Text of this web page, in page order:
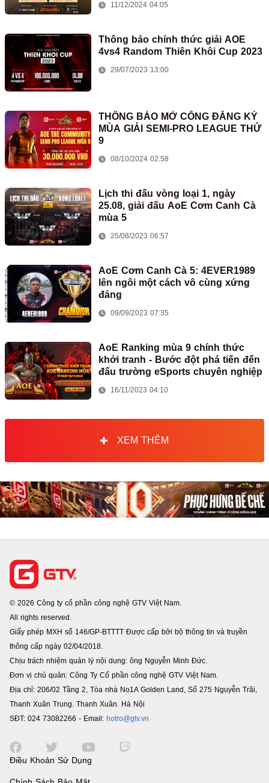
11/12/2024 04:05
Thông báo chính thức giải AOE
4vs4 Random Thiên Khôi Cup 2023
29/07/2023 13:00
THÔNG BÁO MỞ CỔNG ĐĂNG KÝ
MÙA GIẢI SEMI-PRO LEAGUE THỨ
9
08/10/2024 02:58
Lịch thi đấu vòng loại 1, ngày
25.08, giải đấu AoE Cơm Canh Cà
mùa 5
25/08/2023 06:57
AoE Cơm Canh Cà 5: 4EVER1989
lên ngôi một cách vô cùng xứng
đáng
09/09/2023 07:35
AoE Ranking mùa 9 chính thức
khởi tranh - Bước đột phá tiến đến
đấu trường eSports chuyên nghiệp
16/11/2023 04:10
XEM THÊM
© 2026 Công ty cổ phần công nghệ GTV Việt Nam.
All rights reserved.
Giấy phép MXH số 146/GP-BTTTT Được cấp bởi bộ thông tin và truyền
thông cấp ngày 02/04/2018.
Chịu trách nhiệm quản lý nội dung: ông Nguyễn Minh Đức.
Đơn vị chủ quản: Công Ty Cổ phần công nghệ GTV Việt Nam.
Địa chỉ: 206/02 Tầng 2, Tòa nhà No1A Golden Land, Số 275 Nguyễn Trãi,
Thanh Xuân Trung. Thanh Xuân. Hà Nội
SĐT: 024 73082266 - Email: hotro@gtv.vn
Điều Khoản Sử Dụng